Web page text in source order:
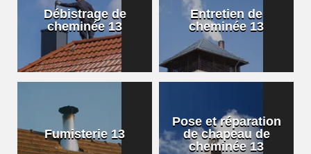
Débistrage de
cheminée 13
Entretien de
cheminée 13
Fumisterie 13
Pose et réparation
de chapeau de
cheminée 13